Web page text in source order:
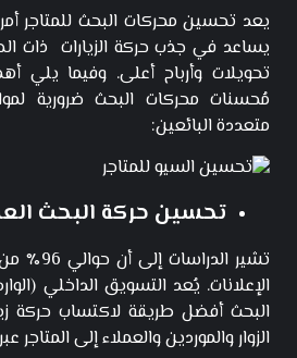
يعد تحسين محركات البحث للمتاجر
يساعد في جذب حركة الزيارات ذات
تحويلات وأرباح أعلى. وفيما يلي
مُحسنات محركات البحث ضرورية
متعددة البائعين:
تحسين حركة البحث
تشير
الإعلانات. يُعد التسويق الداخلي
البحث أفضل طريقة لاكتساب حركة
الزوار والموردين والعملاء إلى المتاجر